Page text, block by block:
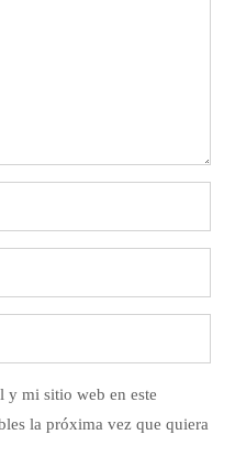
y mi sitio web en este
la próxima vez que quiera